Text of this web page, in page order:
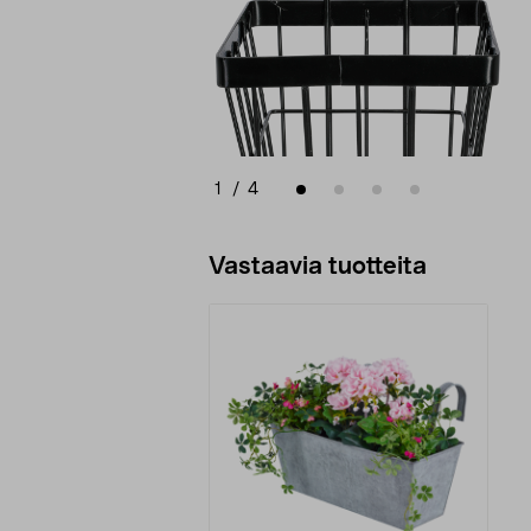
1 / 4
Vastaavia tuotteita